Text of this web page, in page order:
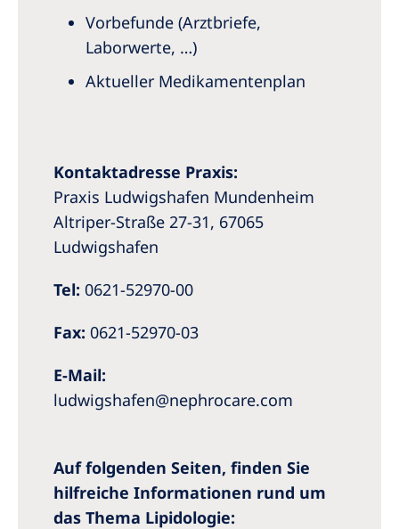
Vorbefunde (Arztbriefe,
Laborwerte, …)
Aktueller Medikamentenplan
Kontaktadresse Praxis:
Praxis Ludwigshafen Mundenheim
Altriper-Straße 27-31, 67065
Ludwigshafen
Tel: 0621-52970-00
Fax: 0621-52970-03
E-Mail:
ludwigshafen@nephrocare.com
Auf folgenden Seiten, finden Sie
hilfreiche Informationen rund um
das Thema Lipidologie: